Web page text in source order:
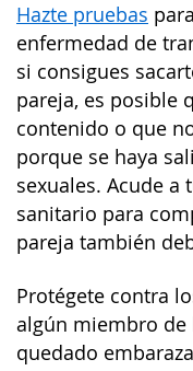
Hazte pruebas
enfermedad de
si consigues
pareja, es posible
contenido o que
porque se haya
sexuales. Acude a
sanitario para
pareja también
Protégete contra
algún miembro de
quedado